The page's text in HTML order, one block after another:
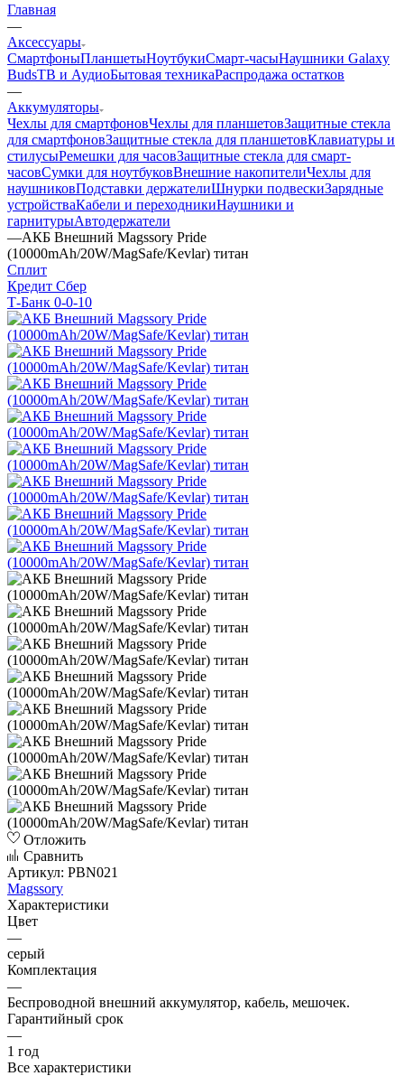
Главная
—
Аксессуары
СмартфоныПланшетыНоутбукиСмарт-часыНаушники Galaxy
BudsТВ и АудиоБытовая техникаРаспродажа остатков
—
Аккумуляторы
Чехлы для смартфоновЧехлы для планшетовЗащитные стекла
для смартфоновЗащитные стекла для планшетовКлавиатуры и
стилусыРемешки для часовЗащитные стекла для смарт-
часовСумки для ноутбуковВнешние накопителиЧехлы для
наушниковПодставки держателиШнурки подвескиЗарядные
устройстваКабели и переходникиНаушники и
гарнитурыАвтодержатели
—АКБ Внешний Magssory Pride
(10000mAh/20W/MagSafe/Kevlar) титан
Сплит
Кредит Сбер
Т-Банк 0-0-10
Отложить
Сравнить
Артикул: PBN021
Magssory
Характеристики
Цвет
—
серый
Комплектация
—
Беспроводной внешний аккумулятор, кабель, мешочек.
Гарантийный срок
—
1 год
Все характеристики